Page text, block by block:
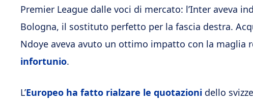
Premier League dalle voci di mercato: l’Inter aveva
Bologna, il sostituto perfetto per la fascia destra.
Ndoye aveva avuto un ottimo impatto con la maglia
infortunio.
L’Europeo ha fatto rialzare le quotazioni dello